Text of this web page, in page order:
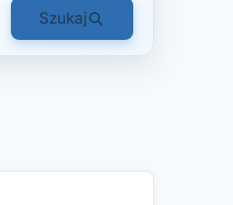
Szukaj